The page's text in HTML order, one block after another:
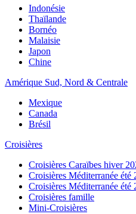
Indonésie
Thaïlande
Bornéo
Malaisie
Japon
Chine
Amérique Sud, Nord & Centrale
Mexique
Canada
Brésil
Croisières
Croisières Caraïbes hiver
Croisières Méditerranée été
Croisières Méditerranée été
Croisières famille
Mini-Croisières